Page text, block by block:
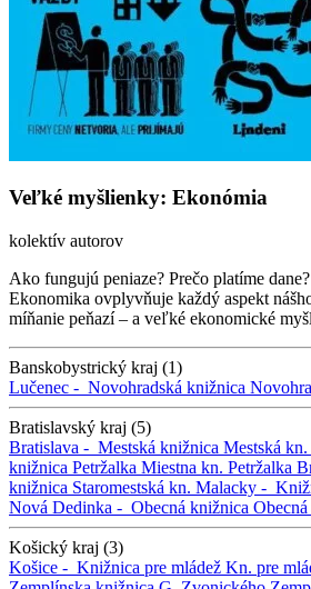
Veľké myšlienky: Ekonómia
kolektív autorov
Ako fungujú peniaze? Prečo platíme
Ekonomika ovplyvňuje každý aspekt
míňanie peňazí – a veľké ekonomické
Banskobystrický kraj (1)
Lučenec - Novohradská knižnica
Bratislavský kraj (5)
Bratislava - Mestská knižnica Mestská kn.
knižnica Petržalka Miestna kn. Petržalka
knižnica Staromestská kn. Malacky -
Nová Dedinka - Obecná knižnica
Košický kraj (3)
Košice - Knižnica pre mládež Kn. pre